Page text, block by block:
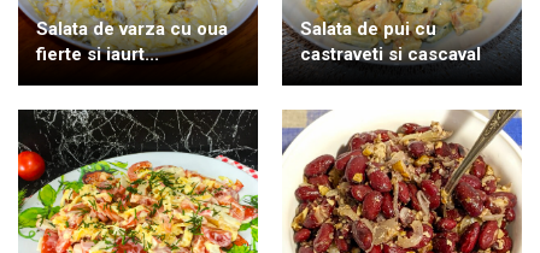
Salata de varza cu oua
fierte si iaurt...
Salata de pui cu
castraveti si cascaval